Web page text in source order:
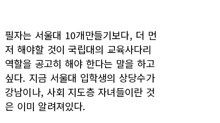
필자는 서울대 10개만들기보다, 더 먼
저 해야할 것이 국립대의 교육사다리
역할을 공고히 해야 한다는 말을 하고
싶다. 지금 서울대 입학생의 상당수가
강남이나, 사회 지도층 자녀들이란 것
은 이미 알려져있다.